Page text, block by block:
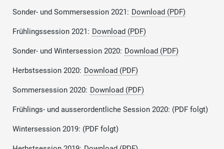
Sonder- und Sommersession 2021: Download (PDF)
Frühlingssession 2021: Download (PDF)
Sonder- und Wintersession 2020: Download (PDF)
Herbstsession 2020: Download (PDF)
Sommersession 2020: Download (PDF)
Frühlings- und ausserordentliche Session 2020: (PDF folgt)
Wintersession 2019: (PDF folgt)